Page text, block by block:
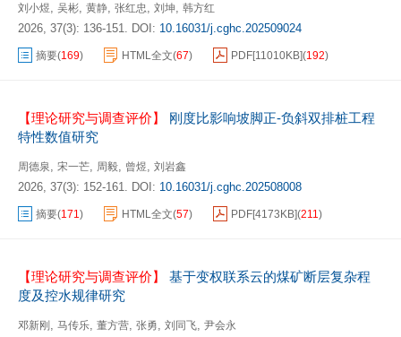
刘小煜 吴彬 黄静 张红忠 刘坤 韩方红
2026, 37(3): 136-151. DOI: 10.16031/j.cghc.202509024
摘要(169) HTML全文(67) PDF[11010KB](192)
【理论研究与调查评价】 刚度比影响坡脚正-负斜双排桩工程
特性数值研究
周德泉 宋一芒 周毅 曾煜 刘岩鑫
2026, 37(3): 152-161. DOI: 10.16031/j.cghc.202508008
摘要(171 ) HTML全文(57) PDF[4173KB](211 )
【理论研究与调查评价】 基于变权联系云的煤矿断层复杂程
度及控水规律研究
邓新刚 马传乐 董方营 张勇 刘同飞 尹会永